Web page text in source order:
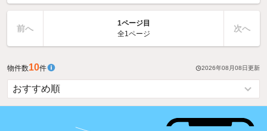
前へ
1ページ目
全1ページ
次へ
物件数10件 2026年08月08日 更新